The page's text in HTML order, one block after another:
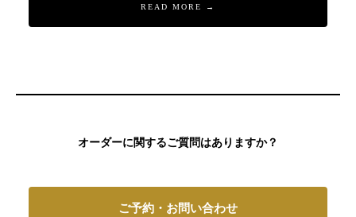
READ MORE →
オーダーに関するご質問はありますか？
ご予約・お問い合わせ